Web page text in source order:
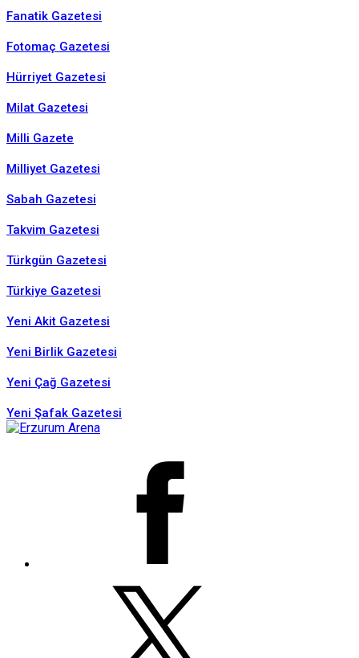
Fanatik Gazetesi
Fotomaç Gazetesi
Hürriyet Gazetesi
Milat Gazetesi
Milli Gazete
Milliyet Gazetesi
Sabah Gazetesi
Takvim Gazetesi
Türkgün Gazetesi
Türkiye Gazetesi
Yeni Akit Gazetesi
Yeni Birlik Gazetesi
Yeni Çağ Gazetesi
Yeni Şafak Gazetesi